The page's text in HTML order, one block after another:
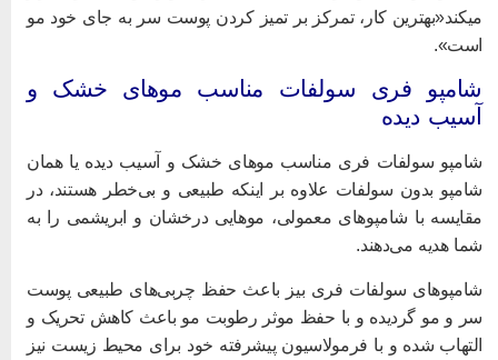
کار، تمرکز بر تمیز کردن پوست سر به جای خود مو
فری سولفات مناسب موهای خشک و
دیده
سولفات فری مناسب موهای خشک و آسیب دیده یا همان
بدون سولفات علاوه بر اینکه طبیعی و بی‌خطر هستند، در
با شامپوهای معمولی، موهایی درخشان و ابریشمی را به
هدیه می‌دهند.
سولفات فری بیز باعث حفظ چربی‌های طبیعی پوست
و مو گردیده و با حفظ موثر رطوبت مو باعث کاهش تحریک و
شده و با فرمولاسیون پیشرفته خود برای محیط زیست نیز